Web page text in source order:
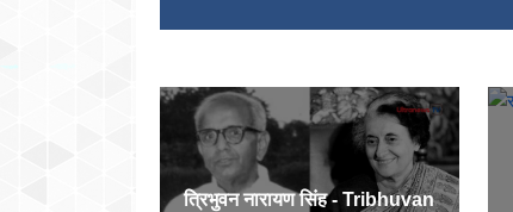
त्रिभुवन नारायण सिंह - Tribhuvan